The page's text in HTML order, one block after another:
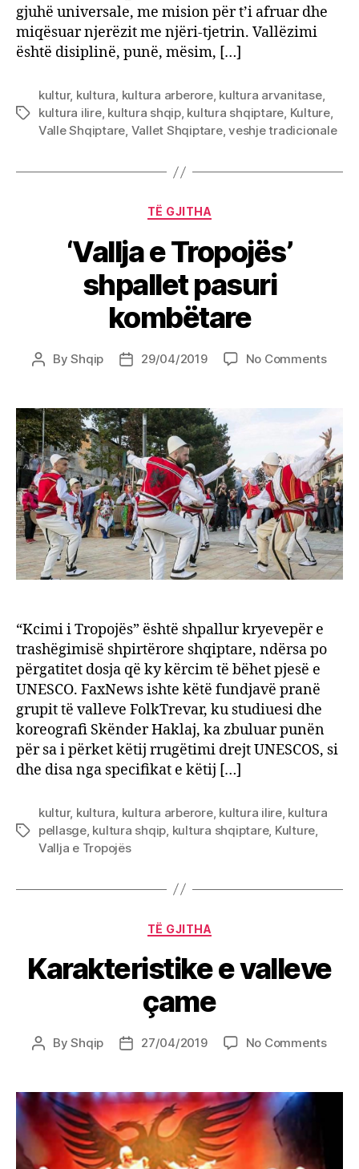
gjuhë universale, me mision për t’i afruar dhe
miqësuar njerëzit me njëri-tjetrin. Vallëzimi
është disiplinë, punë, mësim, […]
Tags
kultur, kultura, kultura arberore, kultura arvanitase,
kultura ilire, kultura shqip, kultura shqiptare, Kulture,
Valle Shqiptare, Vallet Shqiptare,veshje tradicionale
Categories
TË GJITHA
‘Vallja e Tropojës’
shpallet pasuri
kombëtare
PostByShqip
Post29/04/2019 No Commentson
“Kcimi i Tropojës” është shpallur kryevepër e
trashëgimisë shpirtërore shqiptare, ndërsa po
përgatitet dosja që ky kërcim të bëhet pjesë e
UNESCO. FaxNews ishte këtë fundjavë pranë
grupit të valleve FolkTrevar, ku studiuesi dhe
koreografi Skënder Haklaj, ka zbuluar punën
për sa i përket këtij rrugëtimi drejt UNESCOS, si
dhe disa nga specifikat e këtij […]
Tags
kultur, kultura, kultura arberore, kultura ilire, kultura
pellasge, kultura shqip, kultura shqiptare, Kulture,
Vallja e Tropojës
Categories
TË GJITHA
Karakteristike e valleve
çame
PostByShqip
Post27/04/2019 No Commentson